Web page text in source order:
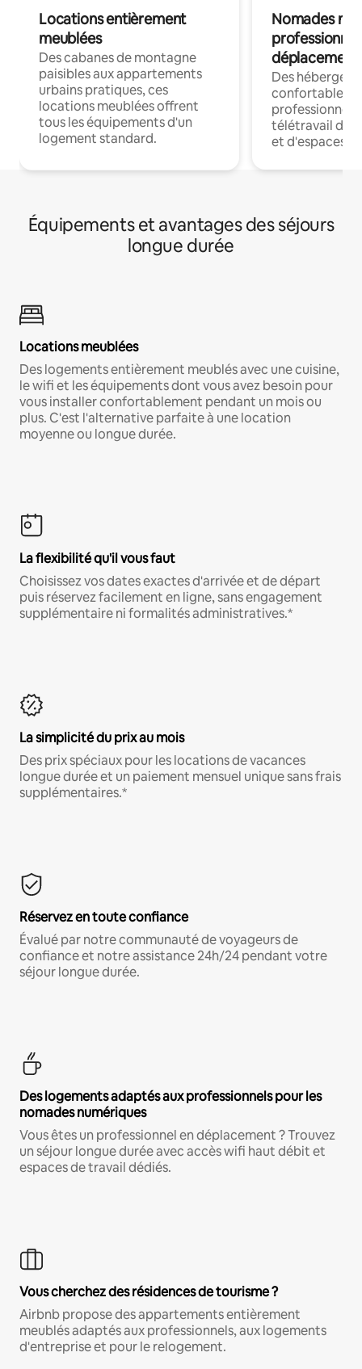
Locations entièrement
meublées
Des cabanes de montagne
paisibles aux appartements
urbains pratiques, ces
locations meublées offrent
tous les équipements d'un
logement standard.
Nomades
déplacement
Des
confortables
professionnels
télétravail
et d'espaces
Équipements et avantages des séjours
longue durée
Locations meublées
Des logements entièrement meublés avec une cuisine,
le wifi et les équipements dont vous avez besoin pour
vous installer confortablement pendant un mois ou
plus. C'est l'alternative parfaite à une location
moyenne ou longue durée.
La flexibilité qu'il vous faut
Choisissez vos dates exactes d'arrivée et de départ
puis réservez facilement en ligne, sans engagement
supplémentaire ni formalités administratives.*
La simplicité du prix au mois
Des prix spéciaux pour les locations de vacances
longue durée et un paiement mensuel unique sans frais
supplémentaires.*
Réservez en toute confiance
Évalué par notre communauté de voyageurs de
confiance et notre assistance 24h/24 pendant votre
séjour longue durée.
Des logements adaptés aux professionnels pour les
nomades numériques
Vous êtes un professionnel en déplacement ? Trouvez
un séjour longue durée avec accès wifi haut débit et
espaces de travail dédiés.
Vous cherchez des résidences de tourisme ?
Airbnb propose des appartements entièrement
meublés adaptés aux professionnels, aux logements
d'entreprise et pour le relogement.